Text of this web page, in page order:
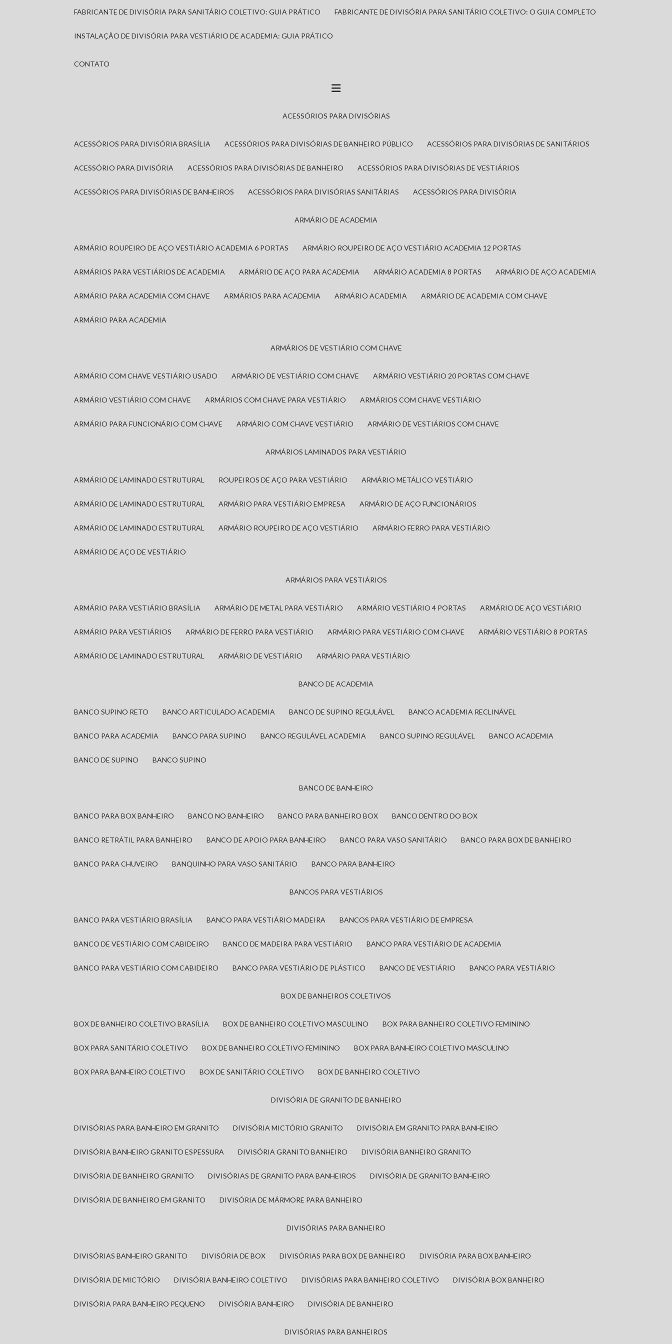
FABRICANTE DE DIVISÓRIA PARA SANITÁRIO COLETIVO: GUIA PRÁTICO FABRICANTE DE DIVISÓRIA PARA SANITÁRIO COLETIVO: O GUIA COMPLETO
INSTALAÇÃO DE DIVISÓRIA PARA VESTIÁRIO DE ACADEMIA: GUIA PRÁTICO
CONTATO
ACESSÓRIOS PARA DIVISÓRIAS
ACESSÓRIOS PARA DIVISÓRIA BRASÍLIA ACESSÓRIOS PARA DIVISÓRIAS DE BANHEIRO PÚBLICO ACESSÓRIOS PARA DIVISÓRIAS DE SANITÁRIOS
ACESSÓRIO PARA DIVISÓRIA ACESSÓRIOS PARA DIVISÓRIAS DE BANHEIRO ACESSÓRIOS PARA DIVISÓRIAS DE VESTIÁRIOS
ACESSÓRIOS PARA DIVISÓRIAS DE BANHEIROS ACESSÓRIOS PARA DIVISÓRIAS SANITÁRIAS ACESSÓRIOS PARA DIVISÓRIA
ARMÁRIO DE ACADEMIA
ARMÁRIO ROUPEIRO DE AÇO VESTIÁRIO ACADEMIA 6 PORTAS ARMÁRIO ROUPEIRO DE AÇO VESTIÁRIO ACADEMIA 12 PORTAS
ARMÁRIOS PARA VESTIÁRIOS DE ACADEMIA ARMÁRIO DE AÇO PARA ACADEMIA ARMÁRIO ACADEMIA 8 PORTAS ARMÁRIO DE AÇO ACADEMIA
ARMÁRIO PARA ACADEMIA COM CHAVE ARMÁRIOS PARA ACADEMIA ARMÁRIO ACADEMIA ARMÁRIO DE ACADEMIA COM CHAVE
ARMÁRIO PARA ACADEMIA
ARMÁRIOS DE VESTIÁRIO COM CHAVE
ARMÁRIO COM CHAVE VESTIÁRIO USADO ARMÁRIO DE VESTIÁRIO COM CHAVE ARMÁRIO VESTIÁRIO 20 PORTAS COM CHAVE
ARMÁRIO VESTIÁRIO COM CHAVE ARMÁRIOS COM CHAVE PARA VESTIÁRIO ARMÁRIOS COM CHAVE VESTIÁRIO
ARMÁRIO PARA FUNCIONÁRIO COM CHAVE ARMÁRIO COM CHAVE VESTIÁRIO ARMÁRIO DE VESTIÁRIOS COM CHAVE
ARMÁRIOS LAMINADOS PARA VESTIÁRIO
ARMÁRIO DE LAMINADO ESTRUTURAL ROUPEIROS DE AÇO PARA VESTIÁRIO ARMÁRIO METÁLICO VESTIÁRIO
ARMÁRIO DE LAMINADO ESTRUTURAL ARMÁRIO PARA VESTIÁRIO EMPRESA ARMÁRIO DE AÇO FUNCIONÁRIOS
ARMÁRIO DE LAMINADO ESTRUTURAL ARMÁRIO ROUPEIRO DE AÇO VESTIÁRIO ARMÁRIO FERRO PARA VESTIÁRIO
ARMÁRIO DE AÇO DE VESTIÁRIO
ARMÁRIOS PARA VESTIÁRIOS
ARMÁRIO PARA VESTIÁRIO BRASÍLIA ARMÁRIO DE METAL PARA VESTIÁRIO ARMÁRIO VESTIÁRIO 4 PORTAS ARMÁRIO DE AÇO VESTIÁRIO
ARMÁRIO PARA VESTIÁRIOS ARMÁRIO DE FERRO PARA VESTIÁRIO ARMÁRIO PARA VESTIÁRIO COM CHAVE ARMÁRIO VESTIÁRIO 8 PORTAS
ARMÁRIO DE LAMINADO ESTRUTURAL ARMÁRIO DE VESTIÁRIO ARMÁRIO PARA VESTIÁRIO
BANCO DE ACADEMIA
BANCO SUPINO RETO BANCO ARTICULADO ACADEMIA BANCO DE SUPINO REGULÁVEL BANCO ACADEMIA RECLINÁVEL
BANCO PARA ACADEMIA BANCO PARA SUPINO BANCO REGULÁVEL ACADEMIA BANCO SUPINO REGULÁVEL BANCO ACADEMIA
BANCO DE SUPINO BANCO SUPINO
BANCO DE BANHEIRO
BANCO PARA BOX BANHEIRO BANCO NO BANHEIRO BANCO PARA BANHEIRO BOX BANCO DENTRO DO BOX
BANCO RETRÁTIL PARA BANHEIRO BANCO DE APOIO PARA BANHEIRO BANCO PARA VASO SANITÁRIO BANCO PARA BOX DE BANHEIRO
BANCO PARA CHUVEIRO BANQUINHO PARA VASO SANITÁRIO BANCO PARA BANHEIRO
BANCOS PARA VESTIÁRIOS
BANCO PARA VESTIÁRIO BRASÍLIA BANCO PARA VESTIÁRIO MADEIRA BANCOS PARA VESTIÁRIO DE EMPRESA
BANCO DE VESTIÁRIO COM CABIDEIRO BANCO DE MADEIRA PARA VESTIÁRIO BANCO PARA VESTIÁRIO DE ACADEMIA
BANCO PARA VESTIÁRIO COM CABIDEIRO BANCO PARA VESTIÁRIO DE PLÁSTICO BANCO DE VESTIÁRIO BANCO PARA VESTIÁRIO
BOX DE BANHEIROS COLETIVOS
BOX DE BANHEIRO COLETIVO BRASÍLIA BOX DE BANHEIRO COLETIVO MASCULINO BOX PARA BANHEIRO COLETIVO FEMININO
BOX PARA SANITÁRIO COLETIVO BOX DE BANHEIRO COLETIVO FEMININO BOX PARA BANHEIRO COLETIVO MASCULINO
BOX PARA BANHEIRO COLETIVO BOX DE SANITÁRIO COLETIVO BOX DE BANHEIRO COLETIVO
DIVISÓRIA DE GRANITO DE BANHEIRO
DIVISÓRIAS PARA BANHEIRO EM GRANITO DIVISÓRIA MICTÓRIO GRANITO DIVISÓRIA EM GRANITO PARA BANHEIRO
DIVISÓRIA BANHEIRO GRANITO ESPESSURA DIVISÓRIA GRANITO BANHEIRO DIVISÓRIA BANHEIRO GRANITO
DIVISÓRIA DE BANHEIRO GRANITO DIVISÓRIAS DE GRANITO PARA BANHEIROS DIVISÓRIA DE GRANITO BANHEIRO
DIVISÓRIA DE BANHEIRO EM GRANITO DIVISÓRIA DE MÁRMORE PARA BANHEIRO
DIVISÓRIAS PARA BANHEIRO
DIVISÓRIAS BANHEIRO GRANITO DIVISÓRIA DE BOX DIVISÓRIAS PARA BOX DE BANHEIRO DIVISÓRIA PARA BOX BANHEIRO
DIVISÓRIA DE MICTÓRIO DIVISÓRIA BANHEIRO COLETIVO DIVISÓRIAS PARA BANHEIRO COLETIVO DIVISÓRIA BOX BANHEIRO
DIVISÓRIA PARA BANHEIRO PEQUENO DIVISÓRIA BANHEIRO DIVISÓRIA DE BANHEIRO
DIVISÓRIAS PARA BANHEIROS